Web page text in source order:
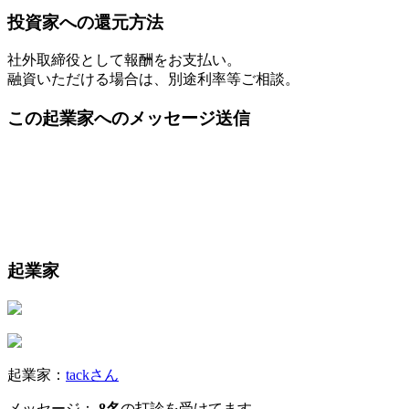
投資家への還元方法
社外取締役として報酬をお支払い。
融資いただける場合は、別途利率等ご相談。
この起業家へのメッセージ送信
起業家
起業家： tackさん